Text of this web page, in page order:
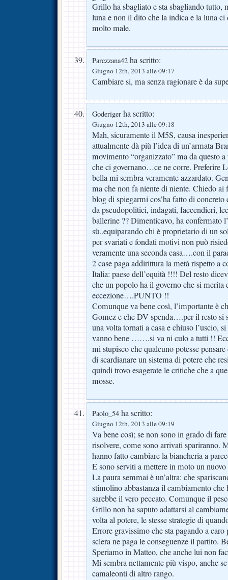
Grillo ha sbagliato e sta sbagliando tutto,
luna e non il dito che la indica e la luna ci
molto male.
Parezzana42 ha scritto:
Giugno 12th, 2013 alle 09:17
Cambiare si, ma senza ragionare è da
Goderiger ha scritto:
Giugno 12th, 2013 alle 09:18
Mah, sicuramente il M5S, causa
attualmente dà più l’idea di un’armata
movimento “organizzato” ma da questo
che ci governano…ce ne corre. Preferire
bella mi sembra veramente azzardato.
ma che non fa niente di niente. Chiedo ai
blog di spiegarmi cos’ha fatto di concreto
da pseudopolitici, indagati, faccendieri,
ballerine ?? Dimenticavo, ha confermato
sù..equiparando chi è proprietario di un
per svariati e fondati motivi non può
veramente una seconda casa….con il
2 case paga addirittura la metà rispetto a
Italia: paese dell’equità !!!! Del resto
che un popolo ha il governo che si merita
eccezione….PUNTO !!
Comunque va bene così, l’importante è
Gomez e che DV spenda….per il resto si
una volta tornati a casa e chiuso l’uscio,
vanno bene …….si va ni culo a tutti !!
mi stupisco che qualcuno potesse
di scardianare un sistema di potere che
quindi trovo esagerate le critiche che a
mosse.
Paolo_54 ha scritto:
Giugno 12th, 2013 alle 09:19
Va bene così; se non sono in grado di
risolvere, come sono arrivati spariranno.
hanno fatto cambiare la biancheria a
E sono serviti a mettere in moto un
La paura semmai è un’altra: che
stimolino abbastanza il cambiamento che
sarebbe il vero peccato. Comunque il
Grillo non ha saputo adattarsi al
volta al potere, le stesse strategie di
Errore gravissimo che sta pagando a
sclera ne paga le conseguenze il partito.
Speriamo in Matteo, che anche lui non
Mi sembra nettamente più vispo, anche
camaleonti di altro rango.